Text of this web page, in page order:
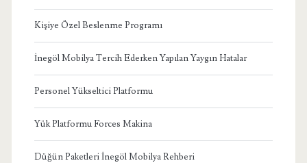
Kişiye Özel Beslenme Programı
İnegöl Mobilya Tercih Ederken Yapılan Yaygın Hatalar
Personel Yükseltici Platformu
Yük Platformu Forces Makina
Düğün Paketleri İnegöl Mobilya Rehberi